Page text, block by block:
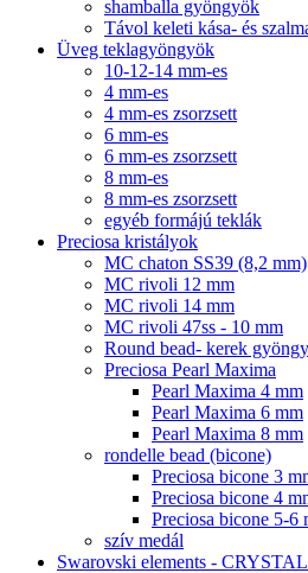
shamballa gyöngyök
Távol keleti kása- és
Üveg teklagyöngyök
10-12-14 mm-es
4 mm-es
4 mm-es zsorzsett
6 mm-es
6 mm-es zsorzsett
8 mm-es
8 mm-es zsorzsett
egyéb formájú teklák
Preciosa kristályok
MC chaton SS39 (8,2 mm)
MC rivoli 12 mm
MC rivoli 14 mm
MC rivoli 47ss - 10 mm
Round bead- kerek
Preciosa Pearl Maxima
Pearl Maxima 4 mm
Pearl Maxima 6 mm
Pearl Maxima 8 mm
rondelle bead (bicone)
Preciosa bicone 3
Preciosa bicone 4
Preciosa bicone 5-6
szív medál
Swarovski elements -